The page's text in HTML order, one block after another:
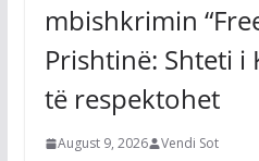
mbishkrimin
Prishtinë: Shteti i
të respektohet
August 9, 2026 Vendi Sot